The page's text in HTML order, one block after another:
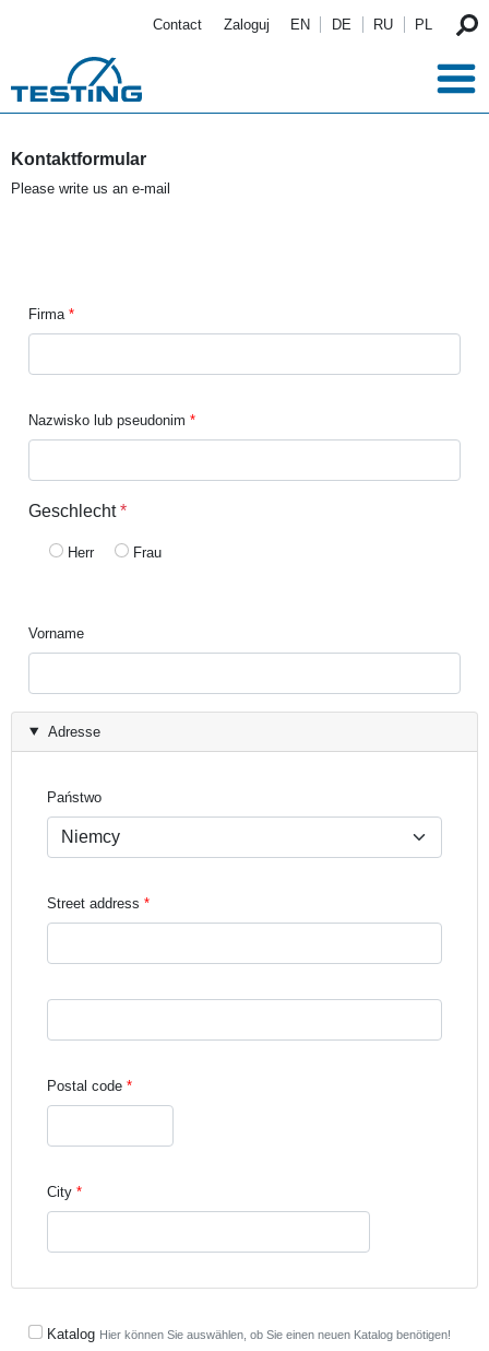
Contact Zaloguj EN DE RU PL
Kontaktformular
Please write us an e-mail
Firma
Nazwisko lub pseudonim
Geschlecht *
Herr Frau
Vorname
Adresse
Państwo
Street address
Street address line 3
Postal code
City
Katalog Hier können Sie auswählen, ob Sie einen neuen Katalog benötigen!